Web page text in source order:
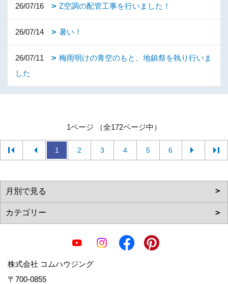
26/07/16 Z空調の配管工事を行いました！
26/07/14 暑い！
26/07/11
梅雨明けの青空のもと、地鎮祭を執り行いま
した
1ページ （全172ページ中）
1 2 3 4 5 6
株式会社 コムハウジング
〒700-0855